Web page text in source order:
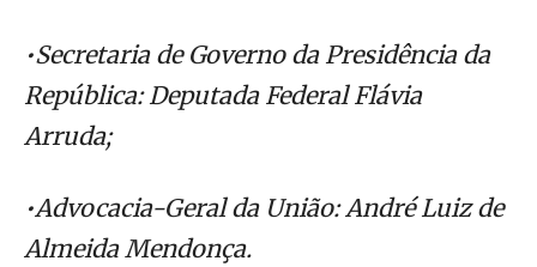
•Secretaria de Governo da Presidência da
República: Deputada Federal Flávia
Arruda;
•Advocacia-Geral da União: André Luiz de
Almeida Mendonça.